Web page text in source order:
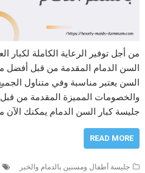
من أجل توفير الرعاية الكاملة لكبار
السن الدمام المقدمة من قبل أفضل
السن يعتبر مناسبة وفي متناول
والخصومات المميزة المقدمة من
جليسة كبار السن الدمام يمكنك
READ MORE
جليسة أطفال ومسنين بالدمام والخبر